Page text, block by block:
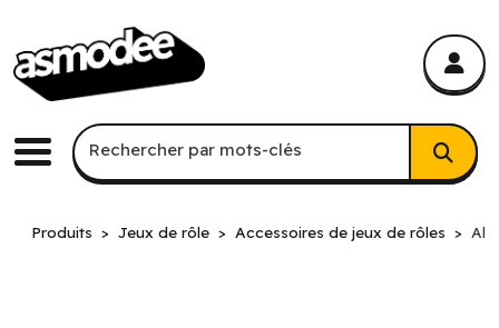
Menu
Recherche par mots-clés
Rechercher par mots-clés
Produits Jeux de rôle Accessoires de jeux de rôles